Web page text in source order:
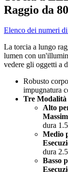
Raggio da
Elenco dei numeri
La torcia a lungo
lumen con
vedere gli oggetti a
Robusto
impugnatura
Tre Modalità
Alto
dura
Medio
dura
Basso